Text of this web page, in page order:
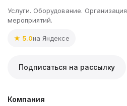
Услуги. Оборудование. Организация
мероприятий.
★ 5.0на Яндексе
Подписаться на рассылку
Компания